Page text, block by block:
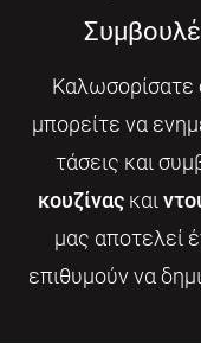
Καλωσορίσατε
μπορείτε να
τάσεις και
κουζίναςκαι
μας αποτελεί
επιθυμούν να